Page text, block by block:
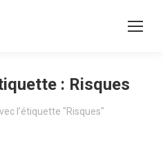
: Risques
l’étiquette "Risques"